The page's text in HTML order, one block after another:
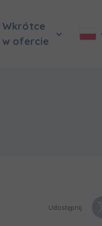
Wkrótce
w ofercie
Udostępnij